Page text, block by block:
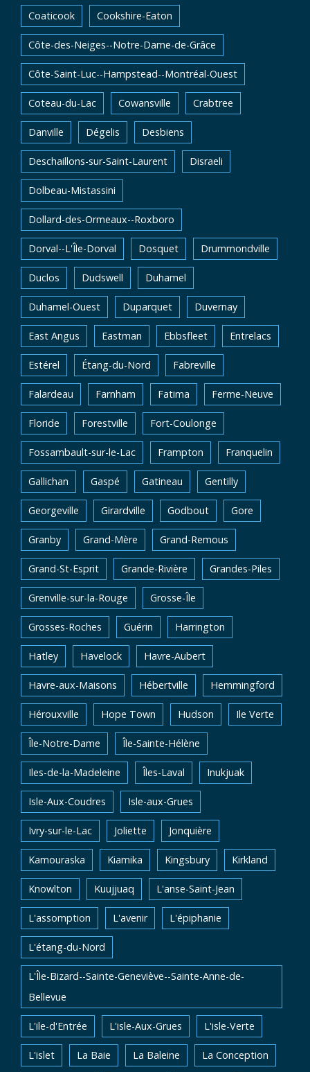
Coaticook Cookshire-Eaton
Côte-des-Neiges--Notre-Dame-de-Grâce
Côte-Saint-Luc--Hampstead--Montréal-Ouest
Coteau-du-Lac Cowansville Crabtree
Danville Dégelis Desbiens
Deschaillons-sur-Saint-Laurent Disraeli
Dolbeau-Mistassini
Dollard-des-Ormeaux--Roxboro
Dorval--L'Île-Dorval Dosquet Drummondville
Duclos Dudswell Duhamel
Duhamel-Ouest Duparquet Duvernay
East Angus Eastman Ebbsfleet Entrelacs
Estérel Étang-du-Nord Fabreville
Falardeau Farnham Fatima Ferme-Neuve
Floride Forestville Fort-Coulonge
Fossambault-sur-le-Lac Frampton Franquelin
Gallichan Gaspé Gatineau Gentilly
Georgeville Girardville Godbout Gore
Granby Grand-Mère Grand-Remous
Grand-St-Esprit Grande-Rivière Grandes-Piles
Grenville-sur-la-Rouge Grosse-Île
Grosses-Roches Guérin Harrington
Hatley Havelock Havre-Aubert
Havre-aux-Maisons Hébertville Hemmingford
Hérouxville Hope Town Hudson Ile Verte
Île-Notre-Dame Île-Sainte-Hélène
Iles-de-la-Madeleine Îles-Laval Inukjuak
Isle-Aux-Coudres Isle-aux-Grues
Ivry-sur-le-Lac Joliette Jonquière
Kamouraska Kiamika Kingsbury Kirkland
Knowlton Kuujjuaq L'anse-Saint-Jean
L'assomption L'avenir L'épiphanie
L'étang-du-Nord
L'Île-Bizard--Sainte-Geneviève--Sainte-Anne-de-
Bellevue
L'ile-d'Entrée L'isle-Aux-Grues L'isle-Verte
L'islet La Baie La Baleine La Conception